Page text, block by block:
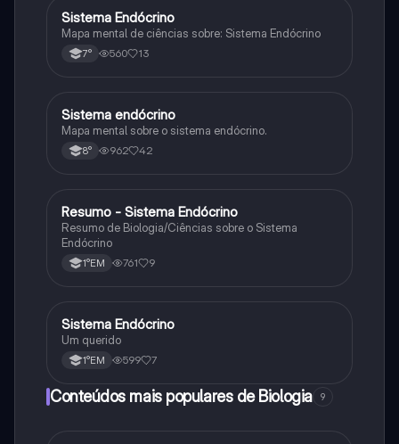
Ciência
Sistema Endócrino
Mapa mental de ciências sobre: Sistema Endócrino
7° 560 13
Ciência
Sistema endócrino
Mapa mental sobre o sistema endócrino.
8° 962 42
Biologia
Resumo - Sistema Endócrino
Resumo de Biologia/Ciências sobre o Sistema
Endócrino
1°EM 761 9
Biologia
Sistema Endócrino
Um querido
1°EM 599 7
Conteúdos mais populares de Biologia 9